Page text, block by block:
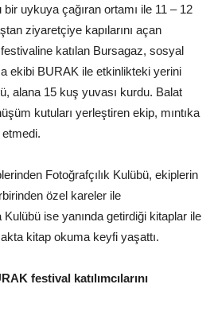
bir uykuya çağıran ortamı ile 11 – 12
ziyaretçiye kapılarını açan
katılan Bursagaz, sosyal
ekibi BURAK ile etkinlikteki yerini
alana 15 kuş yuvası kurdu. Balat
kutuları yerleştiren ekip, mıntıka
Fotoğrafçılık Kulübü, ekiplerin
özel kareler ile
ise yanında getirdiği kitaplar ile
kitap okuma keyfi yaşattı.
festival katılımcılarını